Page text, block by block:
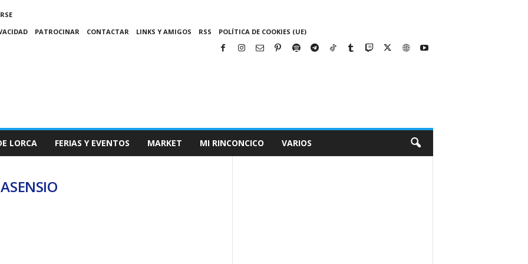
PATROCINAR CONTACTAR LINKS Y AMIGOS RSS POLÍTICA DE COOKIES (UE)
LORCA FERIAS Y EVENTOS MARKET MI RINCONCICO VARIOS